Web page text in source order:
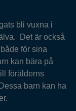
bli vuxna i
Det är också
för sina
kan bära på
förälderns
barn kan ha